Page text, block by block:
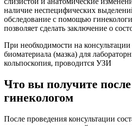
наличие неспецифических
обследование с помощью
позволяет сделать заключение о
При необходимости на консультации
биоматериала (мазка) для
кольпоскопия, проводится УЗИ
Что вы получите
гинекологом
После проведения консультации